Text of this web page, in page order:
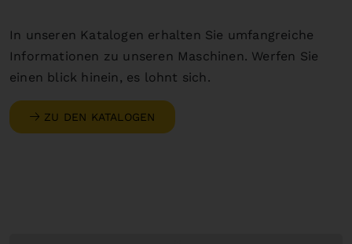
In unseren Katalogen erhalten Sie umfangreiche
Informationen zu unseren Maschinen. Werfen Sie
einen blick hinein, es lohnt sich.
ZU DEN KATALOGEN